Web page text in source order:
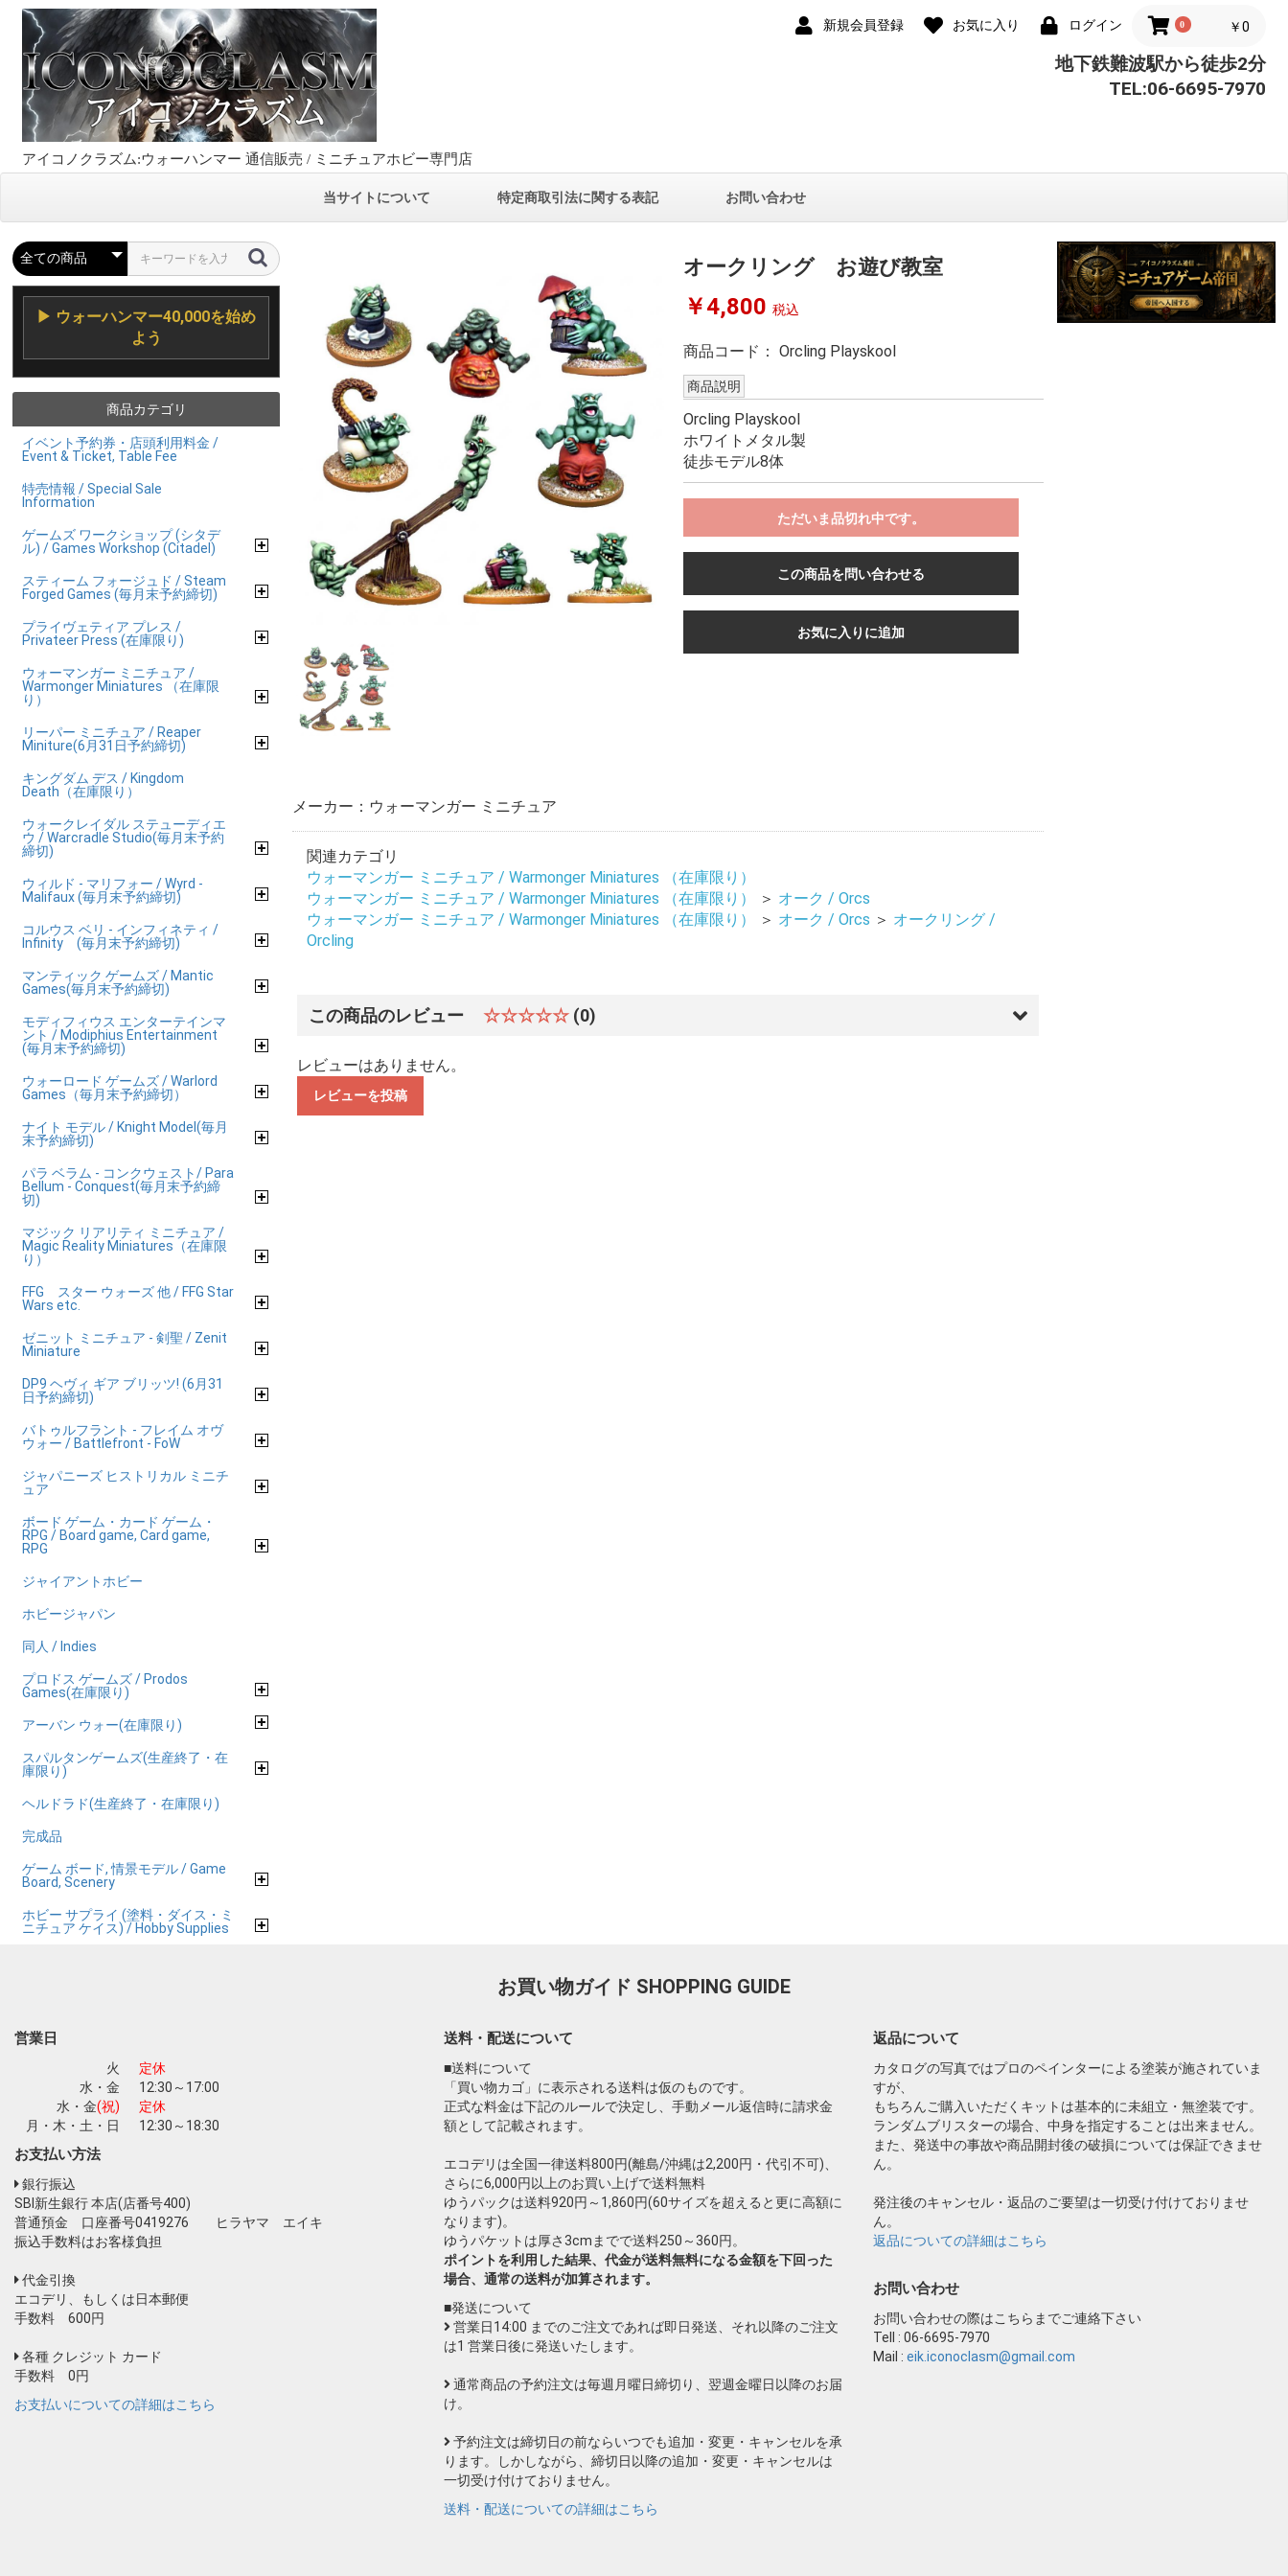
新規会員登録 お気に入り ログイン 0 ￥0
アイコノクラズム:ウォーハンマー 通信販売 / ミニチュアホビー専門店
地下鉄難波駅から徒歩2分
TEL:06-6695-7970
当サイトについて 特定商取引法に関する表記 お問い合わせ
▶ ウォーハンマー40,000を始め
よう
商品カテゴリ
イベント予約券・店頭利用料金 /
Event & Ticket, Table Fee
特売情報 / Special Sale
Information
ゲームズ ワークショップ (シタデ
ル) / Games Workshop (Citadel)
スティーム フォージュド / Steam
Forged Games (毎月末予約締切)
プライヴェティア プレス /
Privateer Press (在庫限り)
ウォーマンガー ミニチュア /
Warmonger Miniatures （在庫限
り）
リーパー ミニチュア / Reaper
Miniture(6月31日予約締切)
キングダム デス / Kingdom
Death（在庫限り）
ウォークレイダル ステューディエ
ウ / Warcradle Studio(毎月末予約
締切)
ウィルド - マリフォー / Wyrd -
Malifaux (毎月末予約締切)
コルウス ベリ - インフィネティ /
Infinity (毎月末予約締切)
マンティック ゲームズ / Mantic
Games(毎月末予約締切)
モディフィウス エンターテインマ
ント / Modiphius Entertainment
(毎月末予約締切)
ウォーロード ゲームズ / Warlord
Games（毎月末予約締切）
ナイト モデル / Knight Model(毎月
末予約締切)
パラ ベラム - コンクウェスト/ Para
Bellum - Conquest(毎月末予約締
切)
マジック リアリティ ミニチュア /
Magic Reality Miniatures（在庫限
り）
FFG スター ウォーズ 他 / FFG Star
Wars etc.
ゼニット ミニチュア - 剣聖 / Zenit
Miniature
DP9 ヘヴィ ギア ブリッツ! (6月31
日予約締切)
バトゥルフラント - フレイム オヴ
ウォー / Battlefront - FoW
ジャパニーズ ヒストリカル ミニチ
ュア
ボード ゲーム・カード ゲーム・
RPG / Board game, Card game,
RPG
ジャイアントホビー
ホビージャパン
同人 / Indies
プロドス ゲームズ / Prodos
Games(在庫限り)
アーバン ウォー(在庫限り)
スパルタンゲームズ(生産終了・在
庫限り)
ヘルドラド(生産終了・在庫限り)
完成品
ゲーム ボード, 情景モデル / Game
Board, Scenery
ホビー サプライ (塗料・ダイス・ミ
ニチュア ケイス) / Hobby Supplies
オークリング お遊び教室
￥4,800 税込
商品コード：Orcling Playskool
商品説明
Orcling Playskool
ホワイトメタル製
徒歩モデル8体
ただいま品切れ中です。
この商品を問い合わせる
お気に入りに追加
メーカー：ウォーマンガー ミニチュア
関連カテゴリ
ウォーマンガー ミニチュア / Warmonger Miniatures （在庫限り）
ウォーマンガー ミニチュア / Warmonger Miniatures （在庫限り）
＞ オーク / Orcs
ウォーマンガー ミニチュア / Warmonger Miniatures （在庫限り）
＞ オーク / Orcs ＞ オークリング /
Orcling
この商品のレビュー ☆☆☆☆☆ (0)
レビューはありません。
レビューを投稿
お買い物ガイド SHOPPING GUIDE
営業日
火
定休
水・金
12:30～17:00
水・金(祝)
定休
月・木・土・日
12:30～18:30
お支払い方法
銀行振込
SBI新生銀行 本店(店番号400)
普通預金 口座番号0419276 ヒラヤマ エイキ
振込手数料はお客様負担
代金引換
エコデリ、もしくは日本郵便
手数料 600円
各種 クレジット カード
手数料 0円
お支払いについての詳細はこちら
送料・配送について
■送料について
「買い物カゴ」に表示される送料は仮のものです。
正式な料金は下記のルールで決定し、手動メール返信時に請求金
額として記載されます。
エコデリは全国一律送料800円(離島/沖縄は2,200円・代引不可)、
さらに6,000円以上のお買い上げで送料無料
ゆうパックは送料920円～1,860円(60サイズを超えると更に高額に
なります)。
ゆうパケットは厚さ3cmまでで送料250～360円。
ポイントを利用した結果、代金が送料無料になる金額を下回った
場合、通常の送料が加算されます。
■発送について
営業日14:00 までのご注文であれば即日発送、それ以降のご注文
は1 営業日後に発送いたします。
通常商品の予約注文は毎週月曜日締切り、翌週金曜日以降のお届
け。
予約注文は締切日の前ならいつでも追加・変更・キャンセルを承
ります。しかしながら、締切日以降の追加・変更・キャンセルは
一切受け付けておりません。
送料・配送についての詳細はこちら
返品について
カタログの写真ではプロのペインターによる塗装が施されていま
すが、
もちろんご購入いただくキットは基本的に未組立・無塗装です。
ランダムブリスターの場合、中身を指定することは出来ません。
また、発送中の事故や商品開封後の破損については保証できませ
ん。
発注後のキャンセル・返品のご要望は一切受け付けておりませ
ん。
返品についての詳細はこちら
お問い合わせ
お問い合わせの際はこちらまでご連絡下さい
Tell : 06-6695-7970
Mail : eik.iconoclasm@gmail.com